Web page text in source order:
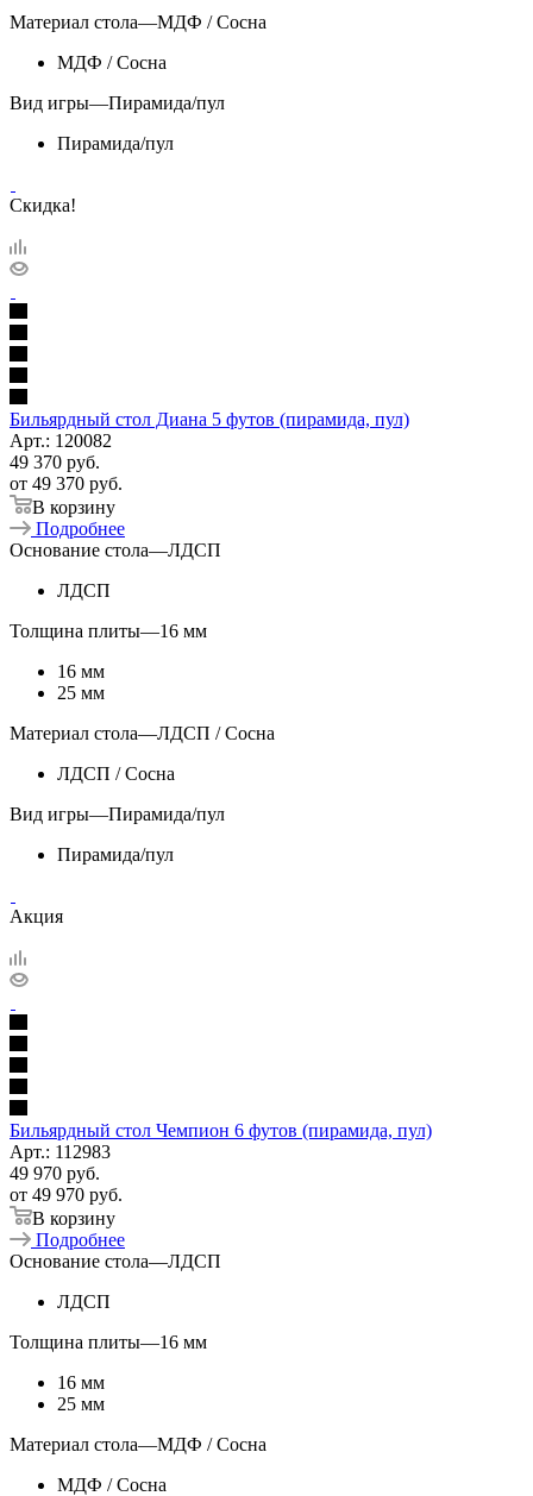
Материал стола—МДФ / Сосна
МДФ / Сосна
Вид игры—Пирамида/пул
Пирамида/пул
Скидка!
Бильярдный стол Диана 5 футов (пирамида, пул)
Арт.: 120082
49 370 руб.
от 49 370 руб.
В корзину
Подробнее
Основание стола—ЛДСП
ЛДСП
Толщина плиты—16 мм
16 мм
25 мм
Материал стола—ЛДСП / Сосна
ЛДСП / Сосна
Вид игры—Пирамида/пул
Пирамида/пул
Акция
Бильярдный стол Чемпион 6 футов (пирамида, пул)
Арт.: 112983
49 970 руб.
от 49 970 руб.
В корзину
Подробнее
Основание стола—ЛДСП
ЛДСП
Толщина плиты—16 мм
16 мм
25 мм
Материал стола—МДФ / Сосна
МДФ / Сосна